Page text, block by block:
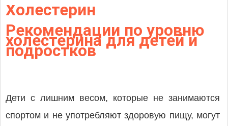
Высокий уровень холестерина
Холестерин
Рекомендации по уровню
холестерина для детей и
подростков
Дети с лишним весом, которые не занимаются
спортом и не употребляют здоровую пищу, могут